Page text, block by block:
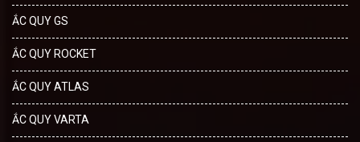
ẮC QUY GS
ẮC QUY ROCKET
ẮC QUY ATLAS
ẮC QUY VARTA